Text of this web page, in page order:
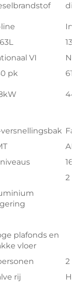
In-
VI
pk
versnellingsbak
niveaus
16
2
plafonds en
vloer
2
rij